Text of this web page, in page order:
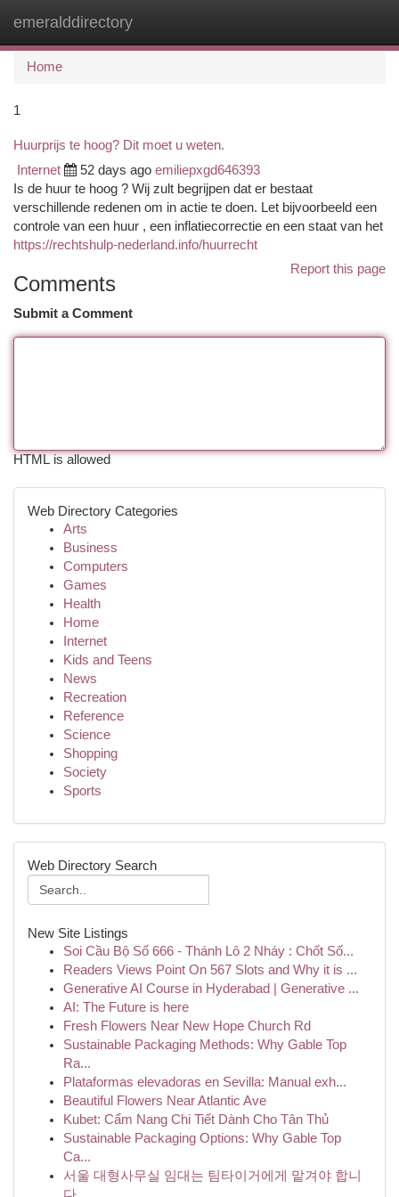
emeralddirectory
Home
1
Huurprijs te hoog? Dit moet u weten.
Internet 52 days ago emiliepxgd646393
Is de huur te hoog ? Wij zult begrijpen dat er bestaat
verschillende redenen om in actie te doen. Let bijvoorbeeld een
controle van een huur , een inflatiecorrectie en een staat van het
https://rechtshulp-nederland.info/huurrecht
Report this page
Comments
Submit a Comment
HTML is allowed
Web Directory Categories
Arts
Business
Computers
Games
Health
Home
Internet
Kids and Teens
News
Recreation
Reference
Science
Shopping
Society
Sports
Web Directory Search
New Site Listings
Soi Cầu Bộ Số 666 - Thánh Lô 2 Nháy : Chốt Số...
Readers Views Point On 567 Slots and Why it is ...
Generative AI Course in Hyderabad | Generative ...
AI: The Future is here
Fresh Flowers Near New Hope Church Rd
Sustainable Packaging Methods: Why Gable Top
Ra...
Plataformas elevadoras en Sevilla: Manual exh...
Beautiful Flowers Near Atlantic Ave
Kubet: Cẩm Nang Chi Tiết Dành Cho Tân Thủ
Sustainable Packaging Options: Why Gable Top
Ca...
서울 대형사무실 임대는 팀타이거에게 맡겨야 합니